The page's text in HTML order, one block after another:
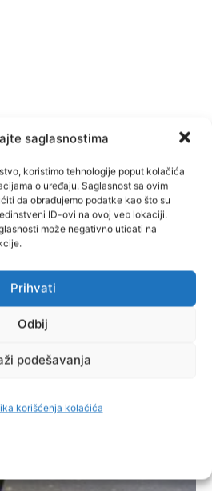
saglasnostima
koristimo tehnologije poput kolačića
o uređaju. Saglasnost sa ovim
da obrađujemo podatke kao što su
ID-ovi na ovoj veb lokaciji.
može negativno uticati na
Prihvati
Odbij
podešavanja
korišćenja kolačića